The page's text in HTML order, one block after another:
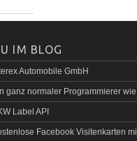
IM BLOG
Automobile GmbH
ganz normaler Programmierer
Label API
Facebook Visitenkarten